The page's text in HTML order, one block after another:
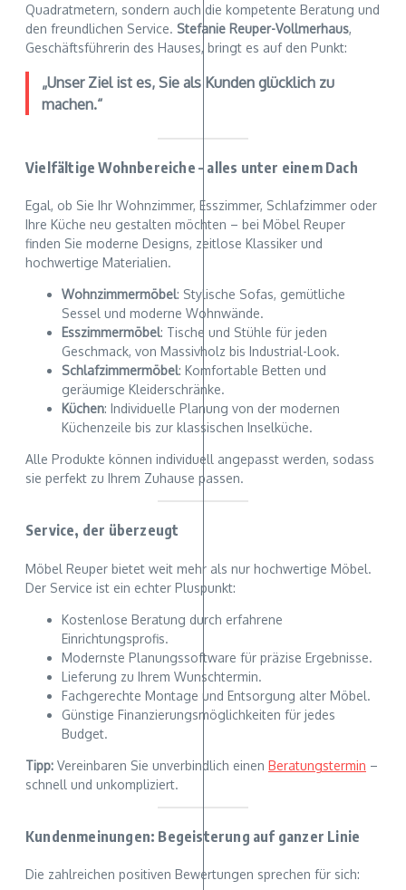
Quadratmetern, sondern auch die kompetente Beratung und
den freundlichen Service. Stefanie Reuper-Vollmerhaus,
Geschäftsführerin des Hauses, bringt es auf den Punkt:
„Unser Ziel ist es, Sie als Kunden glücklich zu
machen.“
Vielfältige Wohnbereiche – alles unter einem Dach
Egal, ob Sie Ihr Wohnzimmer, Esszimmer, Schlafzimmer oder
Ihre Küche neu gestalten möchten – bei Möbel Reuper
finden Sie moderne Designs, zeitlose Klassiker und
hochwertige Materialien.
Wohnzimmermöbel: Stylische Sofas, gemütliche
Sessel und moderne Wohnwände.
Esszimmermöbel: Tische und Stühle für jeden
Geschmack, von Massivholz bis Industrial-Look.
Schlafzimmermöbel: Komfortable Betten und
geräumige Kleiderschränke.
Küchen: Individuelle Planung von der modernen
Küchenzeile bis zur klassischen Inselküche.
Alle Produkte können individuell angepasst werden, sodass
sie perfekt zu Ihrem Zuhause passen.
Service, der überzeugt
Möbel Reuper bietet weit mehr als nur hochwertige Möbel.
Der Service ist ein echter Pluspunkt:
Kostenlose Beratung durch erfahrene
Einrichtungsprofis.
Modernste Planungssoftware für präzise Ergebnisse.
Lieferung zu Ihrem Wunschtermin.
Fachgerechte Montage und Entsorgung alter Möbel.
Günstige Finanzierungsmöglichkeiten für jedes
Budget.
Tipp: Vereinbaren Sie unverbindlich einen Beratungstermin –
schnell und unkompliziert.
Kundenmeinungen: Begeisterung auf ganzer Linie
Die zahlreichen positiven Bewertungen sprechen für sich: